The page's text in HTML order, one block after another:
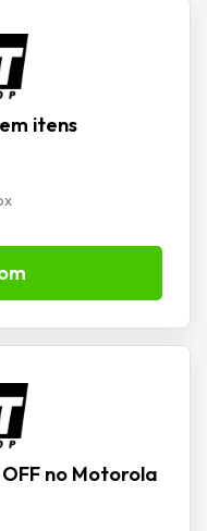
itens
no Motorola